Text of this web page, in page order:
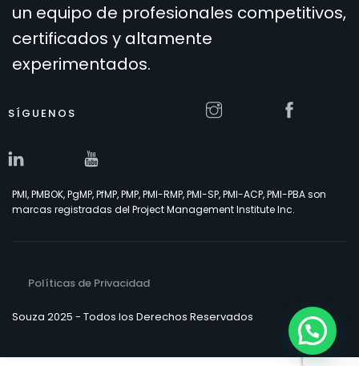
un equipo de profesionales competitivos,
certificados y altamente
experimentados.
SÍGUENOS
PMI, PMBOK, PgMP, PfMP, PMP, PMI-RMP, PMI-SP, PMI-ACP, PMI-PBA son
marcas registradas del Project Management Institute Inc.
Políticas de Privacidad
Souza 2025 - Todos los Derechos Reservados